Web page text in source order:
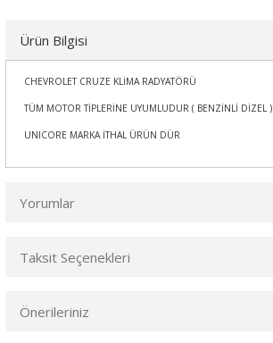
Ürün Bilgisi
CHEVROLET CRUZE KLİMA RADYATÖRÜ
TÜM MOTOR TİPLERİNE UYUMLUDUR ( BENZİNLİ DİZEL )
UNICORE MARKA İTHAL ÜRÜN DÜR
Yorumlar
Taksit Seçenekleri
Önerileriniz